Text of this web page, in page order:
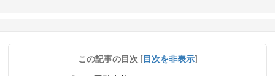
この記事の目次 [目次を非表示]